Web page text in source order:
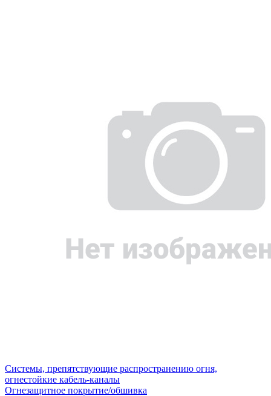
Системы, препятствующие распространению огня,
огнестойкие кабель-каналы
Огнезащитное покрытие/обшивка